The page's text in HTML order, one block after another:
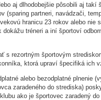
aj dlhodobejšie pôsobili aj takí
(sparing partneri, navádzači,
hranicu 23 rokov alebo nie
tréneri a iní športoví
s rezortným športovým
ktorá upraví špecifiká ich
alebo bezodplatné plnenie
zaradeného do strediska)
ako je športovec zaradený